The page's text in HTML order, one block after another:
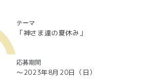
テーマ
「神さま達の夏休み」
応募期間
～2023年8月20日（日）